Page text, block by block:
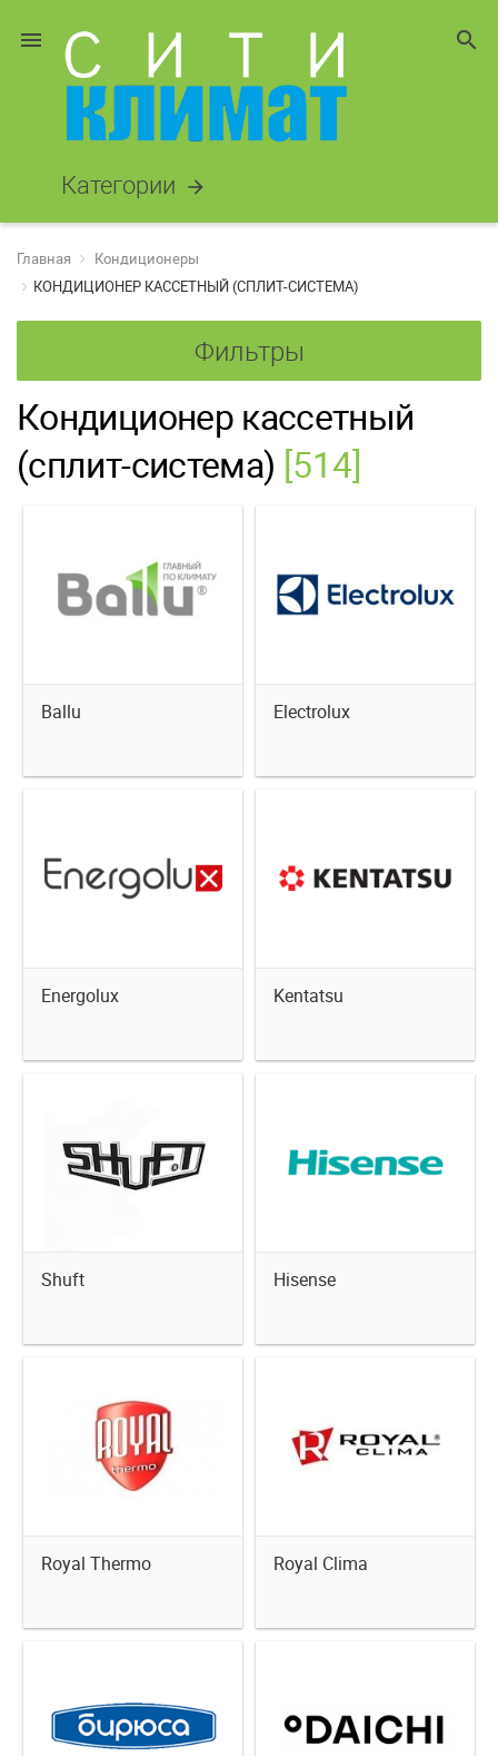
menu search
Категории arrow_forward
Главная
Кондиционеры
КОНДИЦИОНЕР КАССЕТНЫЙ (СПЛИТ-СИСТЕМА)
Фильтры
Кондиционер кассетный
(сплит-система) [514]
Ballu Electrolux
Energolux Kentatsu
Shuft Hisense
Royal Thermo Royal Clima